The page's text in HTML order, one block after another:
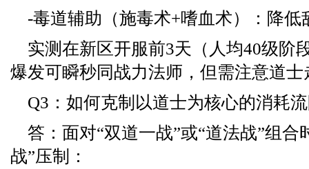
-毒道辅助（施毒术+嗜血术）：降低
实测在新区开服前3天（人均40级阶
爆发可瞬秒同战力法师，但需注意道
Q3：如何克制以道士为核心的消耗
答：面对“双道一战”或“道法战”组合
战”压制：